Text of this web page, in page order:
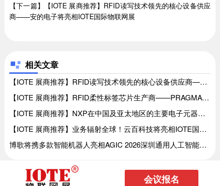
【下一篇】【IOTE 展商推荐】RFID读写技术领先的核心设备供应
商——安的电子将亮相IOTE国际物联网展
相关文章
【IOTE 展商推荐】RFID读写技术领先的核心设备供应商——安的电子将亮相IOTE国际物联网展、【IOTE 展商推荐】RFID读写技术领先的核心设备供应商——安的电子将亮相IOTE国际物联网展
【IOTE 展商推荐】RFID柔性标签芯片生产商——PRAGMATIC半导体将精彩亮相IOTE国际物联网展、【IOTE 展商推荐】RFID柔性标签芯片生产商——PRAGMATIC半导体将精彩亮相IOTE国际物联网展
【IOTE 展商推荐】NXP在中国及亚太地区的主要电子元器件代理商——威健将亮相IOTE国际物联网展、【IOTE 展商推荐】NXP在中国及亚太地区的主要电子元器件代理商——威健将亮相IOTE国际物联网展
【IOTE 展商推荐】业务辐射全球！云百科技将亮相IOTE国际物联网展、【IOTE 展商推荐】业务辐射全球！云百科技将亮相IOTE国际物联网展
博歌将携多款智能机器人亮相AGIC 2026深圳通用人工智能展、博歌将携多款智能机器人亮相AGIC 2026深圳通用人工智能展
会议报名